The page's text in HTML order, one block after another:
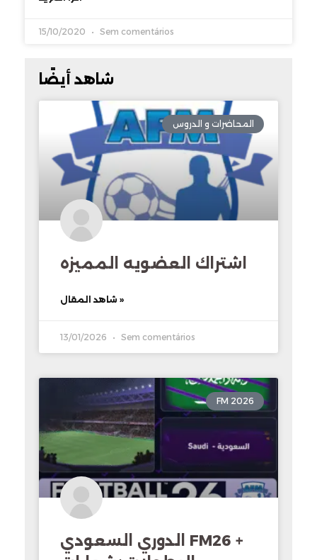
15/10/2020 Sem comentários
شاهد أيضًا
المحاضرات و الدروس
اشتراك العضويه المميزه
شاهد المقال »
13/01/2026 Sem comentários
FM 2026
الدوري السعودي FM26 +